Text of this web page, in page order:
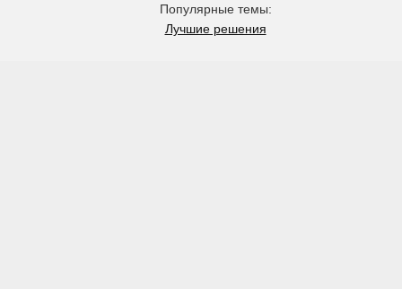
Популярные темы:
Лучшие решения